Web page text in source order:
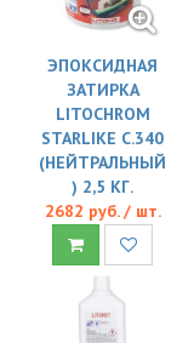
ЭПОКСИДНАЯ
ЗАТИРКА
LITOCHROM
STARLIKE C.340
(НЕЙТРАЛЬНЫЙ
) 2,5 КГ.
2682 руб. / шт.